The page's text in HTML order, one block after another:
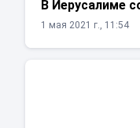
В Иерусалиме
1 мая 2021 г., 11:54